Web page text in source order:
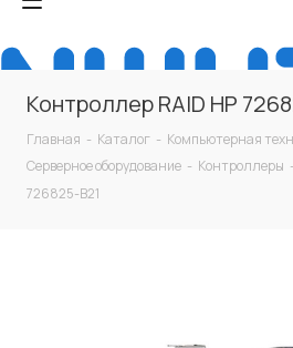
Контроллер RAID HP
Главная - Каталог - Компьютерная
Серверное оборудование - Контроллеры -
726825-B21